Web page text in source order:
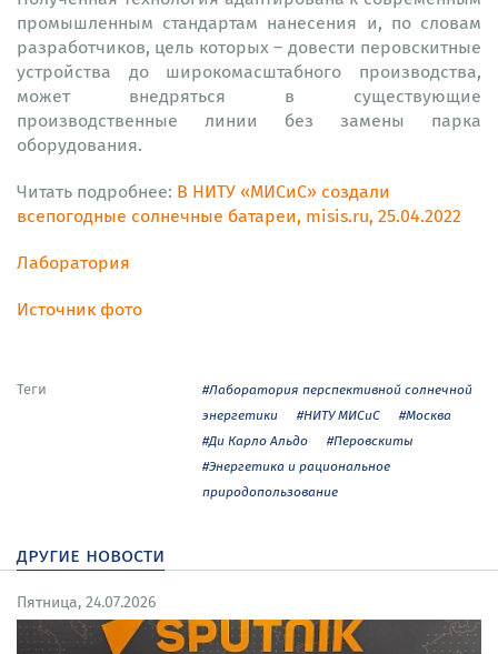
промышленным стандартам нанесения и, по словам
разработчиков, цель которых – довести перовскитные
устройства до широкомасштабного производства,
может внедряться в существующие
производственные линии без замены парка
оборудования.
Читать подробнее: В НИТУ «МИСиС» создали
всепогодные солнечные батареи, misis.ru, 25.04.2022
Лаборатория
Источник фото
Теги
#Лаборатория перспективной солнечной
энергетики
#НИТУ МИСиС
#Москва
#Ди Карло Альдо
#Перовскиты
#Энергетика и рациональное
природопользование
другие новости
Пятница, 24.07.2026